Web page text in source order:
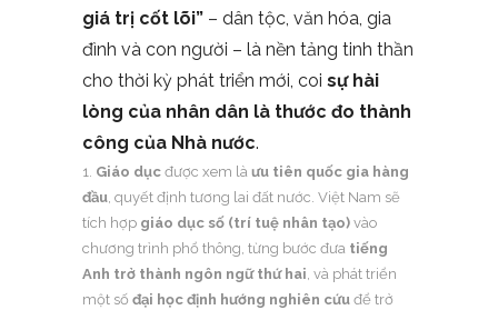
giá trị cốt lõi” – dân tộc, văn hóa, gia
đình và con người – là nền tảng tinh thần
cho thời kỳ phát triển mới, coi sự hài
lòng của nhân dân là thước đo thành
công của Nhà nước.
Giáo dục được xem là ưu tiên quốc gia hàng
đầu, quyết định tương lai đất nước. Việt Nam sẽ
tích hợp giáo dục số (trí tuệ nhân tạo) vào
chương trình phổ thông, từng bước đưa tiếng
Anh trở thành ngôn ngữ thứ hai, và phát triển
một số đại học định hướng nghiên cứu để trở